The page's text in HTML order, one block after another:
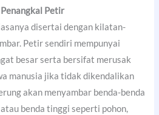
Petir
disertai dengan kilatan-
Petir sendiri mempunyai
besar serta bersifat merusak
manusia jika tidak dikendalikan
akan menyambar benda-benda
benda tinggi seperti pohon,